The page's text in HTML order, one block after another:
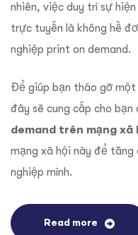
nhiên, việc duy trì sự
trực tuyến là không hề
nghiệp print on demand.
Để giúp bạn tháo gỡ
đây sẽ cung cấp cho bạn
demand trên mạng xã
mạng xã hội này để tăng
nghiệp mình.
Read more